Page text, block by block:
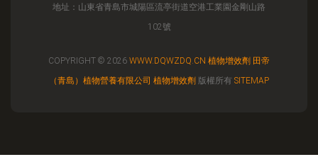
地址：山東省青島市城陽區流亭街道空港工業園金剛山路
102號
COPYRIGHT © 2026 WWW.DQWZDQ.CN 植物增效劑 田帝
（青島）植物營養有限公司 植物增效劑 版權所有 SITEMAP